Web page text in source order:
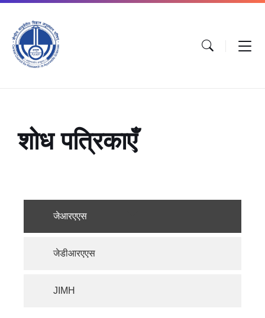
शोध पत्रिकाएँ
जेआरएएस
जेडीआरएएस
JIMH